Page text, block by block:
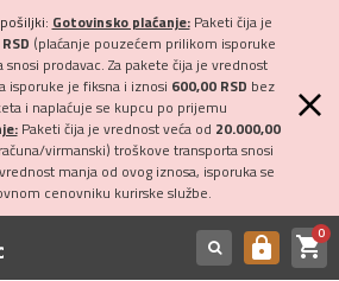
Gotovinsko plaćanje:Paketi čija je
(plaćanje pouzećem prilikom isporuke
prodavac. Za pakete čija je vrednost
isporuke je fiksna i iznosi 600,00 RSD bez
i naplaćuje se kupcu po prijemu
Paketi čija je vrednost veća od 20.000,00
virmanski) troškove transporta snosi
manja od ovog iznosa, isporuka se
cenovniku kurirske službe.
https shopping_cart0